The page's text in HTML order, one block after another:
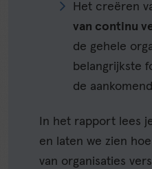
Het creëren
van continu
de gehele
belangrijkste
de
In het rapport lees
en laten we zien
van organisaties